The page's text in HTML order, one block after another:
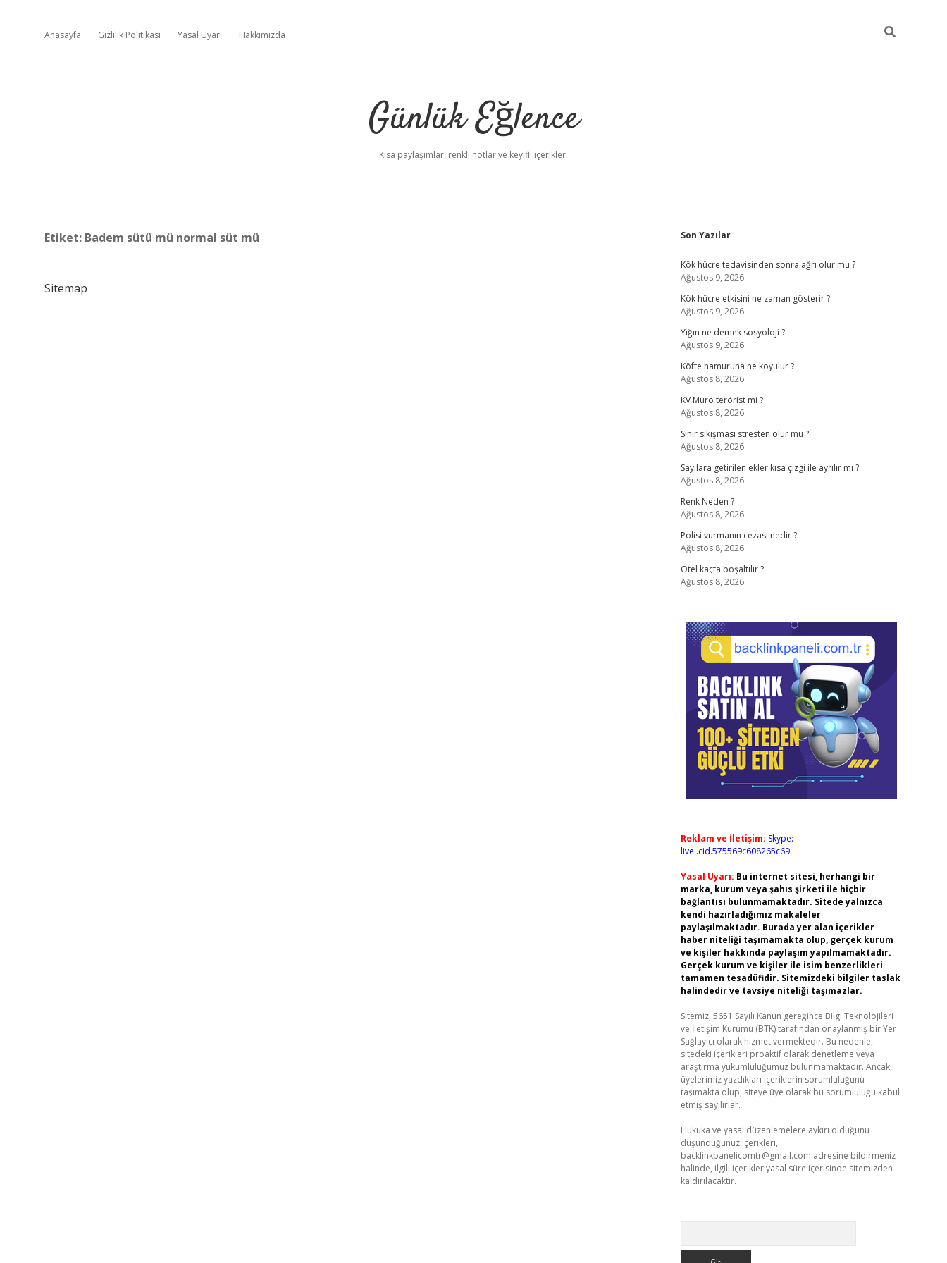
Anasayfa Gizlilik Politikası Yasal Uyarı Hakkımızda
Günlük Eğlence
Kısa paylaşımlar, renkli notlar ve keyifli içerikler.
Etiket: Badem sütü mü normal süt mü
Sitemap
Sidebar
Son Yazılar
Kök hücre tedavisinden sonra ağrı olur mu ?
Ağustos 9, 2026
Kök hücre etkisini ne zaman gösterir ?
Ağustos 9, 2026
Yığın ne demek sosyoloji ?
Ağustos 9, 2026
Köfte hamuruna ne koyulur ?
Ağustos 8, 2026
KV Muro terörist mi ?
Ağustos 8, 2026
Sinir sıkışması stresten olur mu ?
Ağustos 8, 2026
Sayılara getirilen ekler kısa çizgi ile ayrılır mı ?
Ağustos 8, 2026
Renk Neden ?
Ağustos 8, 2026
Polisi vurmanın cezası nedir ?
Ağustos 8, 2026
Otel kaçta boşaltılır ?
Ağustos 8, 2026
Reklam ve İletişim: Skype:
live:.cid.575569c608265c69
Yasal Uyarı: Bu internet sitesi, herhangi bir
marka, kurum veya şahıs şirketi ile hiçbir
bağlantısı bulunmamaktadır. Sitede yalnızca
kendi hazırladığımız makaleler
paylaşılmaktadır. Burada yer alan içerikler
haber niteliği taşımamakta olup, gerçek kurum
ve kişiler hakkında paylaşım yapılmamaktadır.
Gerçek kurum ve kişiler ile isim benzerlikleri
tamamen tesadüfidir. Sitemizdeki bilgiler taslak
halindedir ve tavsiye niteliği taşımazlar.
Sitemiz, 5651 Sayılı Kanun gereğince Bilgi Teknolojileri
ve İletişim Kurumu (BTK) tarafından onaylanmış bir Yer
Sağlayıcı olarak hizmet vermektedir. Bu nedenle,
sitedeki içerikleri proaktif olarak denetleme veya
araştırma yükümlülüğümüz bulunmamaktadır. Ancak,
üyelerimiz yazdıkları içeriklerin sorumluluğunu
taşımakta olup, siteye üye olarak bu sorumluluğu kabul
etmiş sayılırlar.
Hukuka ve yasal düzenlemelere aykırı olduğunu
düşündüğünüz içerikleri,
backlinkpanelicomtr@gmail.com adresine bildirmeniz
halinde, ilgili içerikler yasal süre içerisinde sitemizden
kaldırılacaktır.
tambet girişbonus veren bahis siteleri